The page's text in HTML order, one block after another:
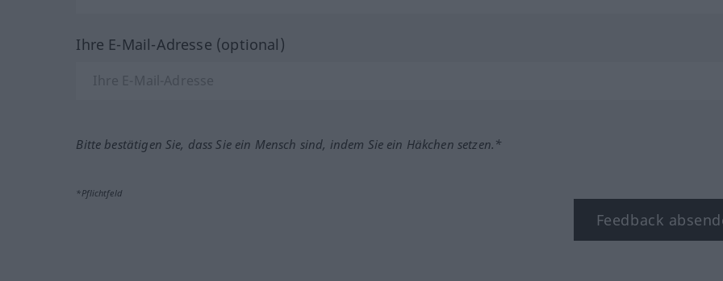
Ihre E-Mail-Adresse (optional)
Bitte bestätigen Sie, dass Sie ein Mensch sind, indem Sie ein Häkchen setzen.*
*Pflichtfeld
Feedback